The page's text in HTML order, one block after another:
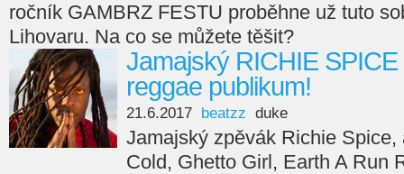
ročník GAMBRZ FESTU proběhne už tuto
Lihovaru. Na co se můžete těšit?
Jamajský RICHIE
reggae publikum!
21.6.2017 beatzz duke
Jamajský zpěvák Richie Spice,
Cold, Ghetto Girl, Earth A Run